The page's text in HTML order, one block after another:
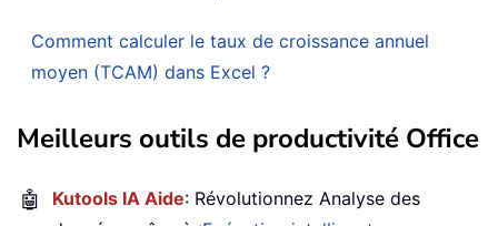
Comment calculer le taux de croissance annuel
moyen (TCAM) dans Excel ?
Meilleurs outils de productivité Office
🤖 Kutools IA Aide: Révolutionnez Analyse des